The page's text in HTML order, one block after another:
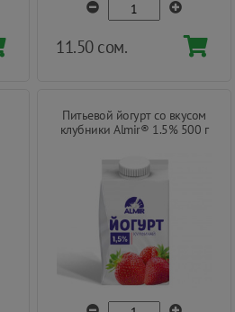
11.50 сом.
Питьевой йогурт со вкусом
клубники Almir® 1.5% 500 г